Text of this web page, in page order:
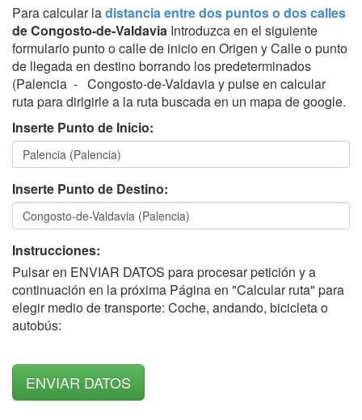
Para calcular ladistancia entre dos puntos o dos calles
de Congosto-de-Valdavia Introduzca en el siguiente
formulario punto o calle de inicio en Origen y Calle o punto
de llegada en destino borrando los predeterminados
(Palencia - Congosto-de-Valdavia y pulse en calcular
ruta para dirigirle a la ruta buscada en un mapa de google.
Inserte Punto de Inicio:
Inserte Punto de Destino:
Instrucciones:
Pulsar en ENVIAR DATOS para procesar petición y a
continuación en la próxima Página en "Calcular ruta" para
elegir medio de transporte: Coche, andando, bicicleta o
autobús: